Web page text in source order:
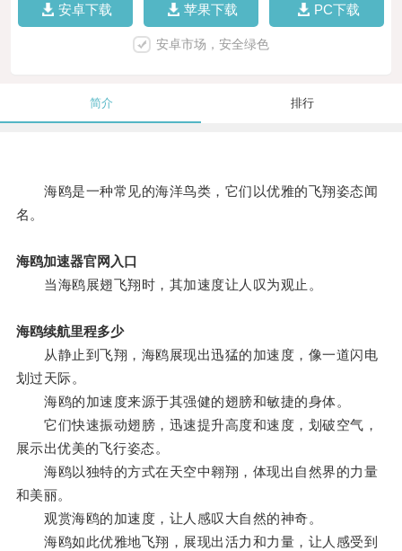
安卓下载 苹果下载 PC下载
安卓市场，安全绿色
简介 排行
海鸥是一种常见的海洋鸟类，它们以优雅的飞翔姿态闻
名。
海鸥加速器官网入口
当海鸥展翅飞翔时，其加速度让人叹为观止。
海鸥续航里程多少
从静止到飞翔，海鸥展现出迅猛的加速度，像一道闪电
划过天际。
海鸥的加速度来源于其强健的翅膀和敏捷的身体。
它们快速振动翅膀，迅速提升高度和速度，划破空气，
展示出优美的飞行姿态。
海鸥以独特的方式在天空中翱翔，体现出自然界的力量
和美丽。
观赏海鸥的加速度，让人感叹大自然的神奇。
海鸥如此优雅地飞翔，展现出活力和力量，让人感受到